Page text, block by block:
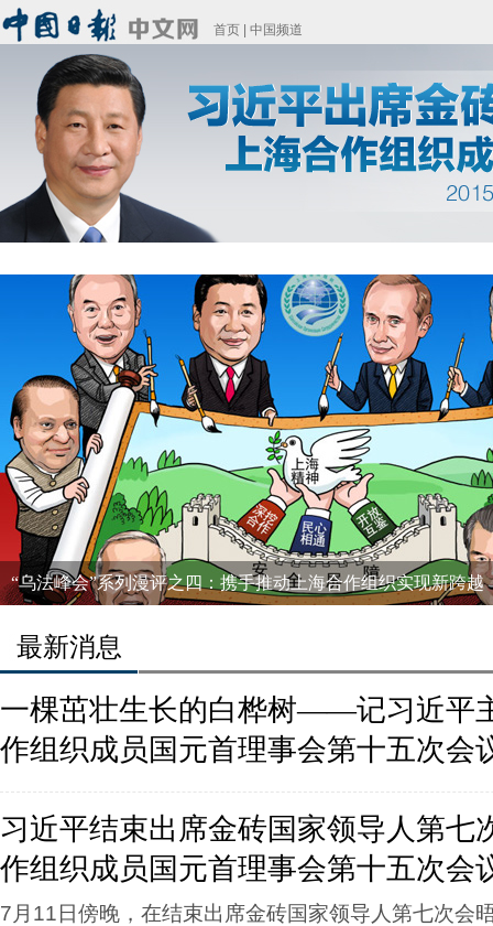
首页 中国频道
“乌法峰会”系列漫评之二：世界经济搭乘金砖国家快车
最新消息
一棵茁壮生长的白桦树——记习近平
作组织成员国元首理事会第十五次会
习近平结束出席金砖国家领导人第七
作组织成员国元首理事会第十五次会
7月11日傍晚，在结束出席金砖国家领导人第七次会